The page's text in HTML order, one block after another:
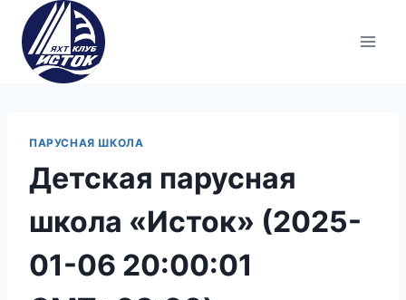
Перейти
содержимому
ПАРУСНАЯ ШКОЛА
Детская парусная
школа «Исток» (2025-
01-06 20:00:01